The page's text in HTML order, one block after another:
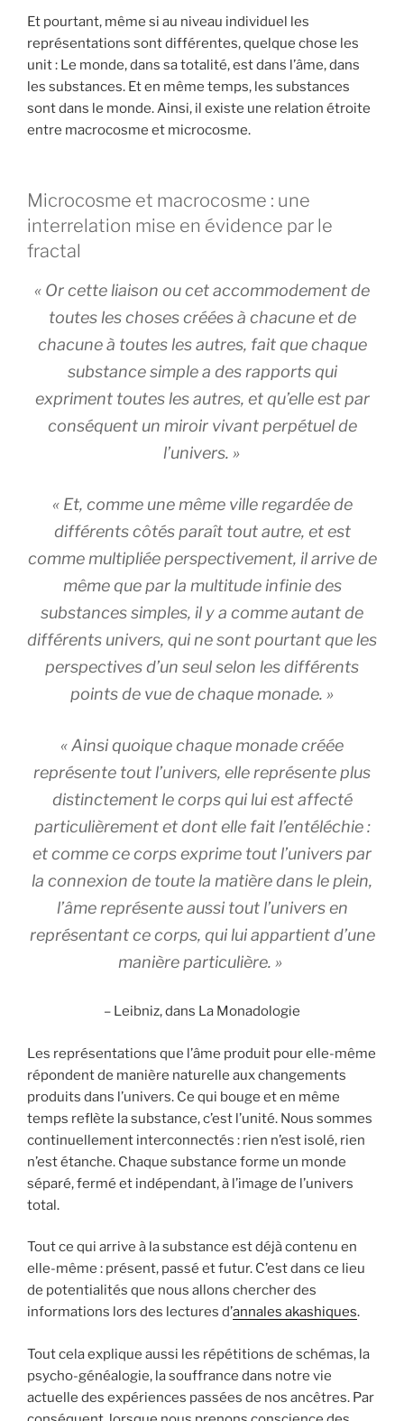
Et pourtant, même si au niveau individuel les
représentations sont différentes, quelque chose les
unit : Le monde, dans sa totalité, est dans l’âme, dans
les substances. Et en même temps, les substances
sont dans le monde. Ainsi, il existe une relation étroite
entre macrocosme et microcosme.
Microcosme et macrocosme : une
interrelation mise en évidence par le
fractal
« Or cette liaison ou cet accommodement de
toutes les choses créées à chacune et de
chacune à toutes les autres, fait que chaque
substance simple a des rapports qui
expriment toutes les autres, et qu’elle est par
conséquent un miroir vivant perpétuel de
l’univers. »
« Et, comme une même ville regardée de
différents côtés paraît tout autre, et est
comme multipliée perspectivement, il arrive de
même que par la multitude infinie des
substances simples, il y a comme autant de
différents univers, qui ne sont pourtant que les
perspectives d’un seul selon les différents
points de vue de chaque monade. »
« Ainsi quoique chaque monade créée
représente tout l’univers, elle représente plus
distinctement le corps qui lui est affecté
particulièrement et dont elle fait l’entéléchie :
et comme ce corps exprime tout l’univers par
la connexion de toute la matière dans le plein,
l’âme représente aussi tout l’univers en
représentant ce corps, qui lui appartient d’une
manière particulière. »
– Leibniz, dans La Monadologie
Les représentations que l’âme produit pour elle-même
répondent de manière naturelle aux changements
produits dans l’univers. Ce qui bouge et en même
temps reflète la substance, c’est l’unité. Nous sommes
continuellement interconnectés : rien n’est isolé, rien
n’est étanche. Chaque substance forme un monde
séparé, fermé et indépendant, à l’image de l’univers
total.
Tout ce qui arrive à la substance est déjà contenu en
elle-même : présent, passé et futur. C’est dans ce lieu
de potentialités que nous allons chercher des
informations lors des lectures d’annales akashiques.
Tout cela explique aussi les répétitions de schémas, la
psycho-généalogie, la souffrance dans notre vie
actuelle des expériences passées de nos ancêtres. Par